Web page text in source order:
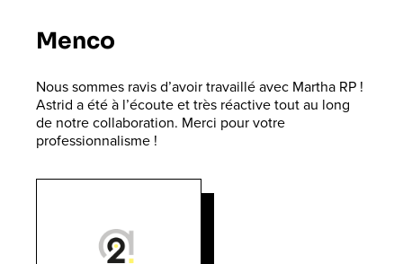
Menco
Nous sommes ravis d’avoir travaillé avec Martha RP !
Astrid a été à l’écoute et très réactive tout au long
de notre collaboration. Merci pour votre
professionnalisme !